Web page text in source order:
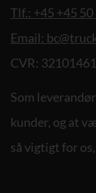
Tlf.: +45 +45 50
Email:
CVR: 32101461
Som
kunder, og at
så vigtigt for